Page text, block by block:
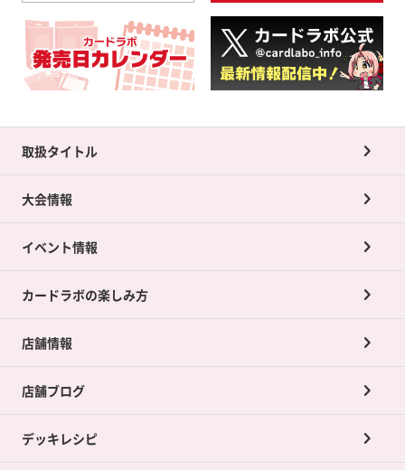
取扱タイトル
大会情報
イベント情報
カードラボの楽しみ方
店舗情報
店舗ブログ
デッキレシピ